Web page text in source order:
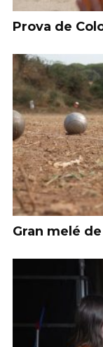
Prova de
Gran melé